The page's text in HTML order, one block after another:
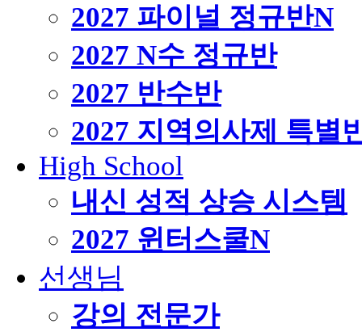
2027 파이널 정규반N
2027 N수 정규반
2027 반수반
2027 지역의사제 특별
High School
내신 성적 상승 시스템
2027 윈터스쿨N
선생님
강의 전문가